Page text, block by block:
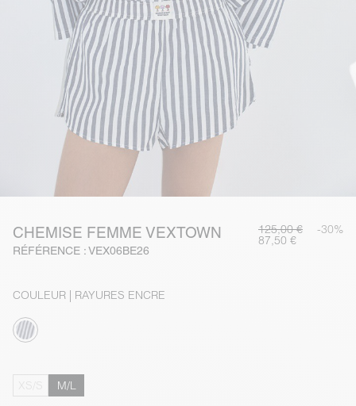
CHEMISE FEMME VEXTOWN
RÉFÉRENCE : VEX06BE26
125,00 € -30%
87,50 €
COULEUR | RAYURES ENCRE
M/L